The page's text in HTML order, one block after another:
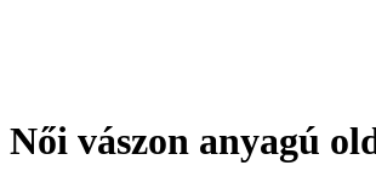
Női vászon anyagú